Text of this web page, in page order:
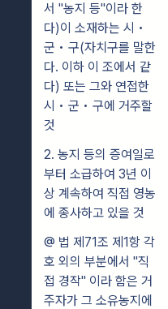
서 "농지 등"이라 한
다)이 소재하는 시 •
군 • 구(자치구를 말한
다. 이하 이 조에서 같
다) 또는 그와 연접한
시 • 군 • 구에 거주할
것
2. 농지 등의 증여일로
부터 소급하여 3년 이
상 계속하여 직접 영농
에 종사하고 있을 것
@ 법 제71조 제1항 각
호 외의 부분에서 "직
접 경작" 이라 함은 거
주자가 그 소유농지에